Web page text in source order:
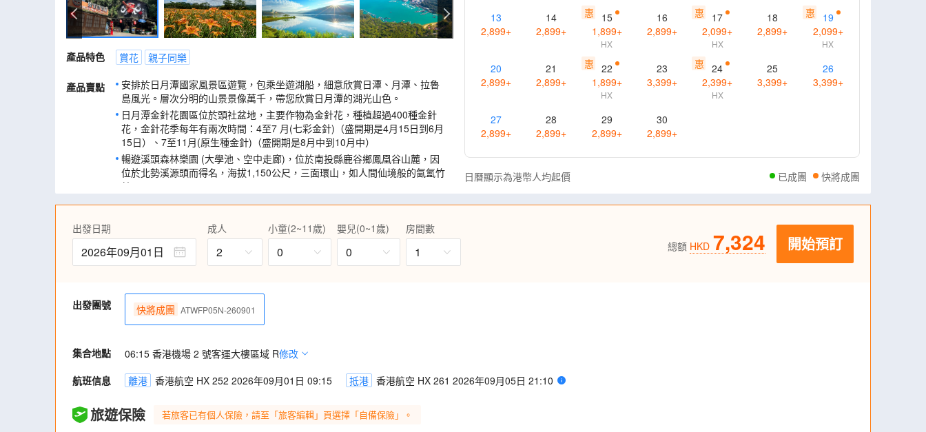
溪頭松林町妖怪村
產品特色 賞花 親子同樂
產品賣點
安排於日月潭國家風景區遊覽，包乘坐遊湖船，細意欣賞日潭、月潭、拉魯
島風光。層次分明的山景景像萬千，帶您欣賞日月潭的湖光山色。
日月潭金針花園區位於頭社盆地，主要作物為金針花，種植超過400種金針
花，金針花季每年有兩次時間：4至7 月(七彩金針)（盛開期是4月15日到6月
15日）、7至11月(原生種金針)（盛開期是8月中到10月中）
暢遊溪頭森林樂園 (大學池、空中走廊)，位於南投縣鹿谷鄉鳳凰谷山麓，因
位於北勢溪源頭而得名，海拔1,150公尺，三面環山，如人間仙境般的氤氳竹
林。
遊覽多個特色人氣景點，松林町妖怪村、扇形車庫園區、八卦山大佛風景
中正紀念堂 (衛兵交接)、西門町、大稻程~迪化街。
品嚐寶島特色美食，包括甕缸雞、台式料理；更安排前往台灣兩大夜市，包
括一中夜市及寧夏夜市(客人可自行品嚐夜市各種美食，大飽口福)等。
13
2,899+
14
2,899+
惠
15
1,899+
HX
16
2,899+
惠
17
2,099+
HX
18
2,899+
惠
19
2,099+
HX
20
2,899+
21
2,899+
惠 22
1,899+
HX
23
3,399+
惠
24
2,399+
HX
25
3,399+
26
3,399+
27
2,899+
28
2,899+
29
2,899+
30
2,899+
日曆顯示為港幣人均起價 已成團 快將成團
出發日期
2026年09月01日
成人
2
小童(2~11歲)
0
嬰兒(0~1歲)
0
房間數
1 總額 HKD 7,324 開始預訂
出發團號 快將成團 ATWFP05N-260901
集合地點 06:15 香港機場 2 號客運大樓區域 R修改
航班信息
離港 香港航空 HX 252 2026年09月01日 09:15 抵港 香港航空 HX 261 2026年09月05日 21:10
旅遊保險 若旅客已有個人保險，請至「旅客編輯」頁選擇「自備保險」。